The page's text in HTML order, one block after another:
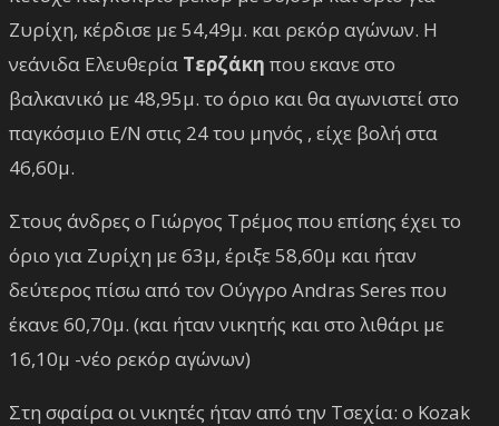
Ζυρίχη, κέρδισε με 54,49μ. και ρεκόρ αγώνων. Η
νεάνιδα Ελευθερία Τερζάκη που εκανε στο
βαλκανικό με 48,95μ. το όριο και θα αγωνιστεί στο
παγκόσμιο Ε/Ν στις 24 του μηνός , είχε βολή στα
46,60μ.
Στους άνδρες ο Γιώργος Τρέμος που επίσης έχει το
όριο για Ζυρίχη με 63μ, έριξε 58,60μ και ήταν
δεύτερος πίσω από τον Ούγγρο Andras Seres που
έκανε 60,70μ. (και ήταν νικητής και στo λιθάρι με
16,10μ -νέο ρεκόρ αγώνων)
Στη σφαίρα οι νικητές ήταν από την Τσεχία: ο Kozak